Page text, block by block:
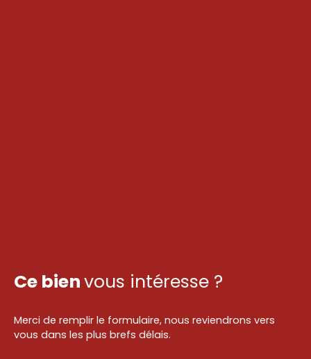
Ce bienvous intéresse ?
Merci de remplir le formulaire, nous reviendrons vers
vous dans les plus brefs délais.